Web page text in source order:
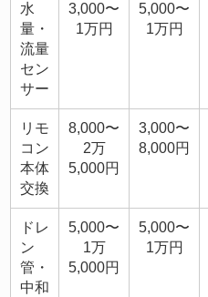
水
量・
流量
セン
サー
3,000〜
1万円
5,000〜
1万円
リモ
コン
本体
交換
8,000〜
2万
5,000円
3,000〜
8,000円
ドレ
ン
管・
中和
5,000〜
1万
5,000円
5,000〜
1万円